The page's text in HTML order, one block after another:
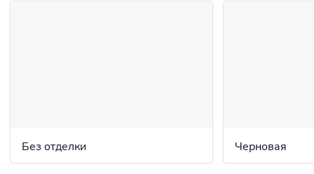
Без отделки Черновая